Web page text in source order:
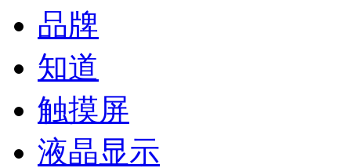
品牌
知道
触摸屏
液晶显示